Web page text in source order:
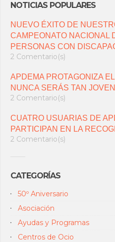
NOTICIAS POPULARES
NUEVO ÉXITO DE
CAMPEONATO NACIONAL
PERSONAS CON
2 Comentario(s)
APDEMA PROTAGONIZA
NUNCA SERÁS TAN JOVEN
2 Comentario(s)
CUATRO USUARIAS DE
PARTICIPAN EN LA
2 Comentario(s)
CATEGORÍAS
50º Aniversario
Asociación
Ayudas y Programas
Centros de Ocio